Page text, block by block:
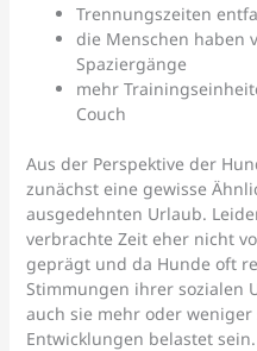
Trennungszeiten
die Menschen haben
Spaziergänge
mehr
Couch
Aus der Perspektive der
zunächst eine gewisse
ausgedehnten Urlaub.
verbrachte Zeit eher nicht
geprägt und da Hunde oft
Stimmungen ihrer sozialen
auch sie mehr oder
Entwicklungen belastet sein.